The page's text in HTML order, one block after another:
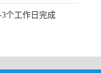
3个工作日完成